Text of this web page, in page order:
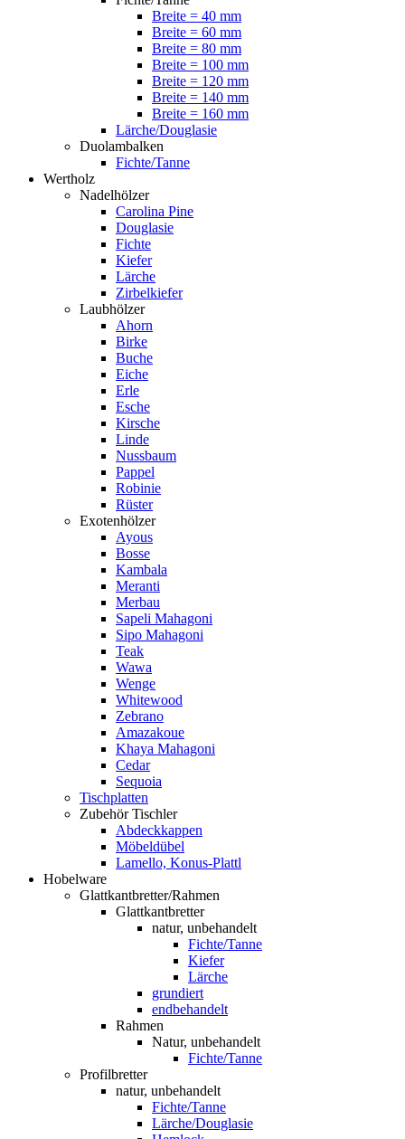
Breite = 40 mm
Breite = 60 mm
Breite = 80 mm
Breite = 100 mm
Breite = 120 mm
Breite = 140 mm
Breite = 160 mm
Lärche/Douglasie
Duolambalken
Fichte/Tanne
Wertholz
Nadelhölzer
Carolina Pine
Douglasie
Fichte
Kiefer
Lärche
Zirbelkiefer
Laubhölzer
Ahorn
Birke
Buche
Eiche
Erle
Esche
Kirsche
Linde
Nussbaum
Pappel
Robinie
Rüster
Exotenhölzer
Ayous
Bosse
Kambala
Meranti
Merbau
Sapeli Mahagoni
Sipo Mahagoni
Teak
Wawa
Wenge
Whitewood
Zebrano
Amazakoue
Khaya Mahagoni
Cedar
Sequoia
Tischplatten
Zubehör Tischler
Abdeckkappen
Möbeldübel
Lamello, Konus-Plattl
Hobelware
Glattkantbretter/Rahmen
Glattkantbretter
natur, unbehandelt
Fichte/Tanne
Kiefer
Lärche
grundiert
endbehandelt
Rahmen
Natur, unbehandelt
Fichte/Tanne
Profilbretter
natur, unbehandelt
Fichte/Tanne
Lärche/Douglasie